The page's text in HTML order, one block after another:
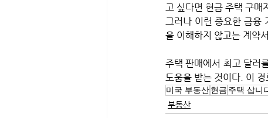
고 싶다면 현금 주택 구매
그러나 이런 중요한 금융
을 이해하지 않고는 계약
주택 판매에서 최고 달러
도움을 받는 것이다. 이
미국 부동산현금 주택 삽니
부동산